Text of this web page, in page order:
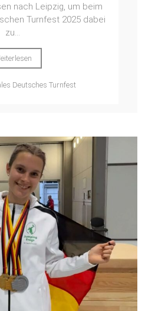
nach Leipzig, um beim
Turnfest 2025 dabei
zu...
Deutsches Turnfest